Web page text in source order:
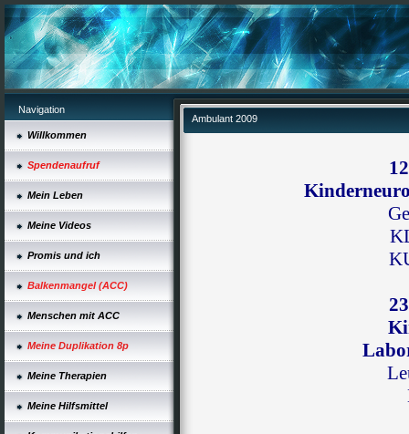
Navigation
Willkommen
Spendenaufruf
Mein Leben
Meine Videos
Promis und ich
Balkenmangel (ACC)
Menschen mit ACC
Meine Duplikation 8p
Meine Therapien
Meine Hilfsmittel
Ambulant 2009